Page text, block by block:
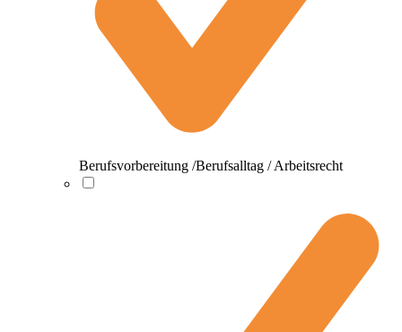
Berufsvorbereitung /Berufsalltag / Arbeitsrecht